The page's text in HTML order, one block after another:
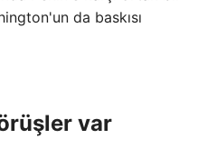
da baskısı
var